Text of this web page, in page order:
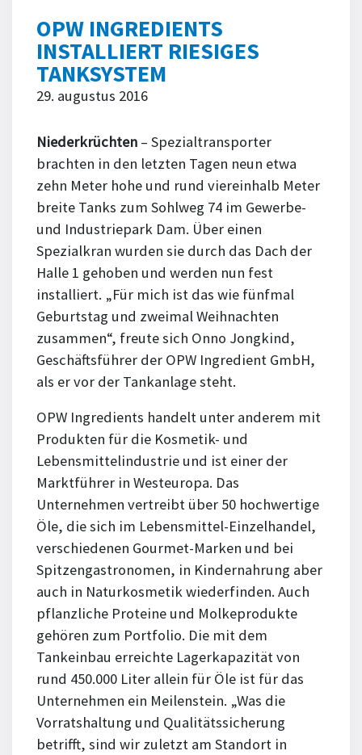
OPW INGREDIENTS
INSTALLIERT RIESIGES
TANKSYSTEM
29. augustus 2016
Niederkrüchten – Spezialtransporter
brachten in den letzten Tagen neun etwa
zehn Meter hohe und rund viereinhalb Meter
breite Tanks zum Sohlweg 74 im Gewerbe-
und Industriepark Dam. Über einen
Spezialkran wurden sie durch das Dach der
Halle 1 gehoben und werden nun fest
installiert. „Für mich ist das wie fünfmal
Geburtstag und zweimal Weihnachten
zusammen“, freute sich Onno Jongkind,
Geschäftsführer der OPW Ingredient GmbH,
als er vor der Tankanlage steht.
OPW Ingredients handelt unter anderem mit
Produkten für die Kosmetik- und
Lebensmittelindustrie und ist einer der
Marktführer in Westeuropa. Das
Unternehmen vertreibt über 50 hochwertige
Öle, die sich im Lebensmittel-Einzelhandel,
verschiedenen Gourmet-Marken und bei
Spitzengastronomen, in Kindernahrung aber
auch in Naturkosmetik wiederfinden. Auch
pflanzliche Proteine und Molkeprodukte
gehören zum Portfolio. Die mit dem
Tankeinbau erreichte Lagerkapazität von
rund 450.000 Liter allein für Öle ist für das
Unternehmen ein Meilen­stein. „Was die
Vorratshaltung und Qualitätssicherung
betrifft, sind wir zuletzt am Standort in